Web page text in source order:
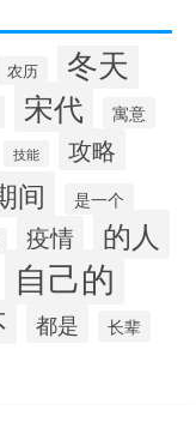
农历 冬天
宋代 寓意
技能 攻略
间 是一个
疫情 的人
自己的
都是 长辈